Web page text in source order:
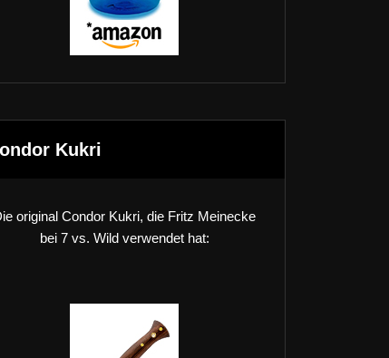
Kukri
original Condor Kukri, die Fritz Meinecke
bei 7 vs. Wild verwendet hat: